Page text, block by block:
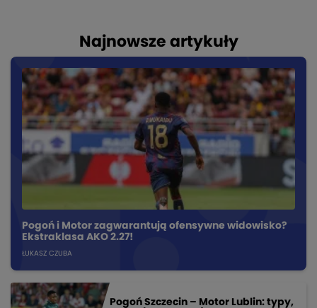
Najnowsze artykuły
Pogoń i Motor zagwarantują ofensywne widowisko?
Ekstraklasa AKO 2.27!
ŁUKASZ CZUBA
Pogoń Szczecin – Motor Lublin: typy,